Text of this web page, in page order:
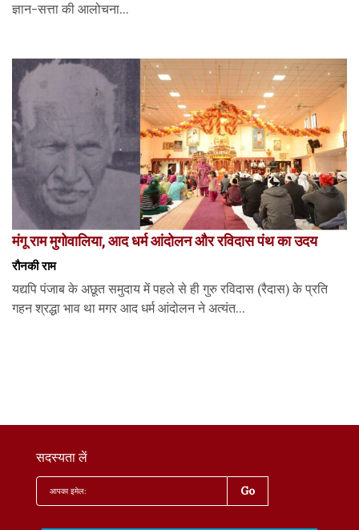
ज्ञान-सत्ता की आलोचना...
मंगू राम मुगोवालिया, आद धर्म आंदोलन और रविदास पंथ का उदय
रौनकी राम
यद्यपि पंजाब के अछूत समुदाय में पहले से ही गुरु रविदास (रैदास) के प्रति
गहन श्रद्धा भाव था मगर आद धर्म आंदोलन ने अत्यंत...
सदस्यता लें